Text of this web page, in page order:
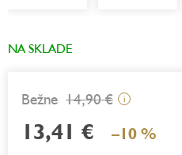
NA SKLADE
14,90 € i
13,41 € –10 %